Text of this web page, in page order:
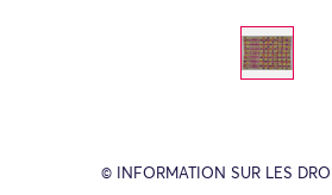
© INFORMATION SUR LES